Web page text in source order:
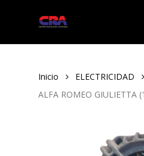
Inicio ELECTRICIDAD
ALFA ROMEO GIULIETTA